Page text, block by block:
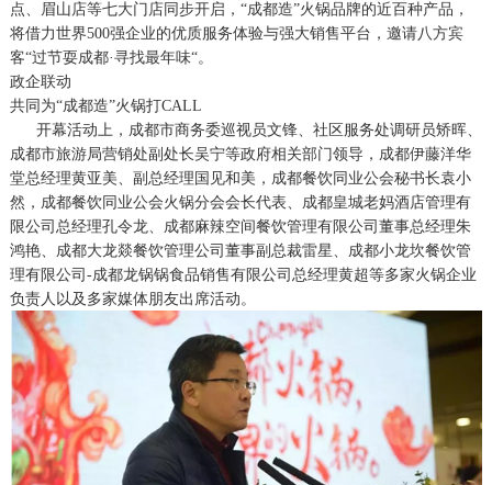
点、眉山店等七大门店同步开启，“成都造”火锅品牌的近百种产品，
将借力世界500强企业的优质服务体验与强大销售平台，邀请八方宾
客“过节耍成都·寻找最年味“。
政企联动
共同为“成都造”火锅打CALL
开幕活动上，成都市商务委巡视员文锋、社区服务处调研员矫晖、
成都市旅游局营销处副处长吴宁等政府相关部门领导，成都伊藤洋华
堂总经理黄亚美、副总经理国见和美，成都餐饮同业公会秘书长袁小
然，成都餐饮同业公会火锅分会会长代表、成都皇城老妈酒店管理有
限公司总经理孔令龙、成都麻辣空间餐饮管理有限公司董事总经理朱
鸿艳、成都大龙燚餐饮管理公司董事副总裁雷星、成都小龙坎餐饮管
理有限公司-成都龙锅锅食品销售有限公司总经理黄超等多家火锅企业
负责人以及多家媒体朋友出席活动。